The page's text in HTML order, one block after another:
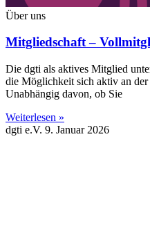
Über uns
Mitgliedschaft –
Die dgti als aktives Mitglied
die Möglichkeit sich aktiv an
Unabhängig davon, ob Sie
Weiterlesen »
dgti e.V. 9. Januar 2026